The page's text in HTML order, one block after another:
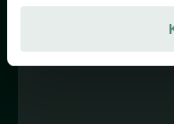
For første gang samler JFM og